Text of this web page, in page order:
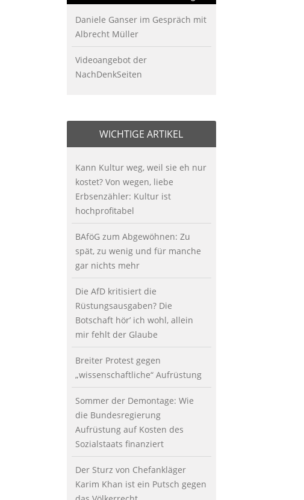
Daniele Ganser im Gespräch mit
Albrecht Müller
Videoangebot der
NachDenkSeiten
WICHTIGE ARTIKEL
Kann Kultur weg, weil sie eh nur
kostet? Von wegen, liebe
Erbsenzähler: Kultur ist
hochprofitabel
BAföG zum Abgewöhnen: Zu
spät, zu wenig und für manche
gar nichts mehr
Die AfD kritisiert die
Rüstungsausgaben? Die
Botschaft hör’ ich wohl, allein
mir fehlt der Glaube
Breiter Protest gegen
„wissenschaftliche“ Aufrüstung
Sommer der Demontage: Wie
die Bundesregierung
Aufrüstung auf Kosten des
Sozialstaats finanziert
Der Sturz von Chefankläger
Karim Khan ist ein Putsch gegen